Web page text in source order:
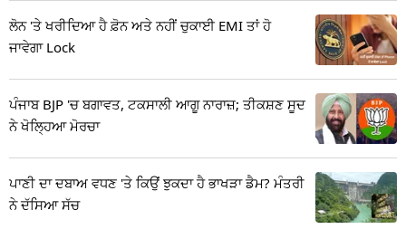
ਲੋਨ 'ਤੇ ਖਰੀਦਿਆ ਹੈ ਫ਼ੋਨ ਅਤੇ ਨਹੀਂ ਚੁਕਾਈ EMI ਤਾਂ ਹੋ
ਜਾਵੇਗਾ Lock
ਪੰਜਾਬ BJP 'ਚ ਬਗਾਵਤ, ਟਕਸਾਲੀ ਆਗੂ ਨਾਰਾਜ਼; ਤੀਕਸ਼ਣ ਸੂਦ
ਨੇ ਖੋਲ੍ਹਿਆ ਮੋਰਚਾ
ਪਾਣੀ ਦਾ ਦਬਾਅ ਵਧਣ 'ਤੇ ਕਿਉਂ ਝੁਕਦਾ ਹੈ ਭਾਖੜਾ ਡੈਮ? ਮੰਤਰੀ
ਨੇ ਦੱਸਿਆ ਸੱਚ